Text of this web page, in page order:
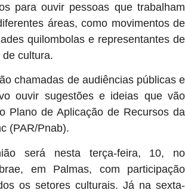
para ouvir pessoas que trabalham
áreas, como movimentos de
quilombolas e representantes de
cultura.
chamadas de audiências públicas e
ouvir sugestões e ideias que vão
Plano de Aplicação de Recursos da
(PAR/Pnab).
será nesta terça-feira, 10, no
em Palmas, com participação
os setores culturais. Já na sexta-